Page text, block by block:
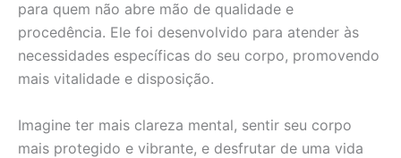
para quem não abre mão de qualidade e
procedência. Ele foi desenvolvido para atender às
necessidades específicas do seu corpo, promovendo
mais vitalidade e disposição.
Imagine ter mais clareza mental, sentir seu corpo
mais protegido e vibrante, e desfrutar de uma vida